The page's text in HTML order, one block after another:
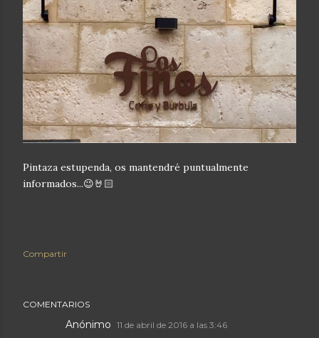
Pintaza estupenda, os mantendré puntualmente
informados...😉🤘🏻
Compartir
COMENTARIOS
Anónimo 11 de abril de 2016 a las 3:46